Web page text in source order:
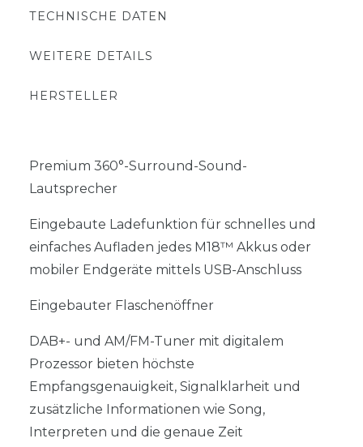
TECHNISCHE DATEN
WEITERE DETAILS
HERSTELLER
Premium 360°-Surround-Sound-
Lautsprecher
Eingebaute Ladefunktion für schnelles und
einfaches Aufladen jedes M18™ Akkus oder
mobiler Endgeräte mittels USB-Anschluss
Eingebauter Flaschenöffner
DAB+- und AM/FM-Tuner mit digitalem
Prozessor bieten höchste
Empfangsgenauigkeit, Signalklarheit und
zusätzliche Informationen wie Song,
Interpreten und die genaue Zeit